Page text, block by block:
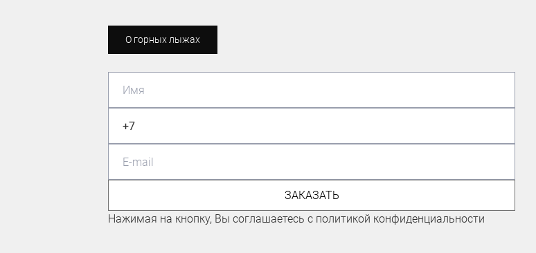
О горных лыжах
ЛЫЖНИК-ЛЮБИТЕЛЬ
ЭКСПЕРТ ПО ГОРНЫМ ЛЫЖАМ
ЗАКАЗАТЬ
Нажимая на кнопку, Вы соглашаетесь с политикой конфиденциальности